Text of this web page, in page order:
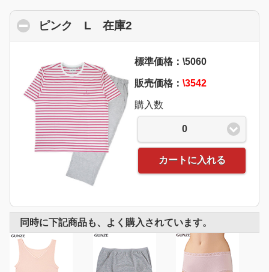
ピンク L 在庫2
標準価格：\5060
販売価格： \3542
購入数
0
カートに入れる
同時に下記商品も、よく購入されています。